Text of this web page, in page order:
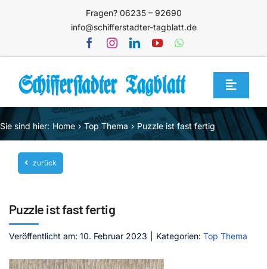
Fragen? 06235 – 92690
info@schifferstadter-tagblatt.de
Toggle
Home
Themen
Blog
Service
Mediathek
Jetzt abonnieren
Sie sind hier: Home Top Thema Puzzle ist fast fertig
zurück
Puzzle ist fast fertig
Veröffentlicht am: 10. Februar 2023 Kategorien: Top Thema